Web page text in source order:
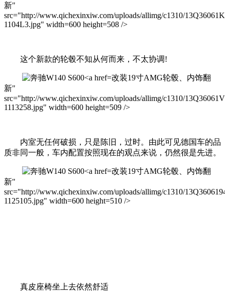
新"
src="http://www.qichexinxiw.com/uploads/allimg/c1310/
1104L3.jpg" width=600 height=508 />
这个新款的轮毂不知从何而来，不太协调!
改装19寸AMG轮毂、内饰翻
新"
src="http://www.qichexinxiw.com/uploads/allimg/c1310/
1113258.jpg" width=600 height=509 />
内室无任何破损，只是陈旧，过时。由此可见德国车的品
质非同一般，车内配置按照现在的观点来说，仍然很是先进。
改装19寸AMG轮毂、内饰翻
新"
src="http://www.qichexinxiw.com/uploads/allimg/c1310/
1125105.jpg" width=600 height=510 />
真皮座椅坐上去依然舒适